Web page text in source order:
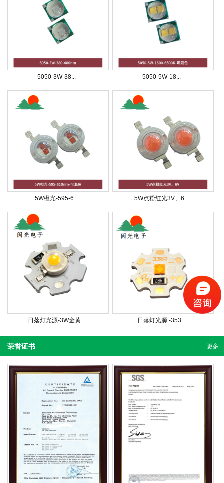
5050-3W-38... 5050-5W-18...
5W橙光-595-6... 5W点粉红光3V、6...
日落灯光源-3W金黄... 日落灯光源 -353...
更多
荣誉证书